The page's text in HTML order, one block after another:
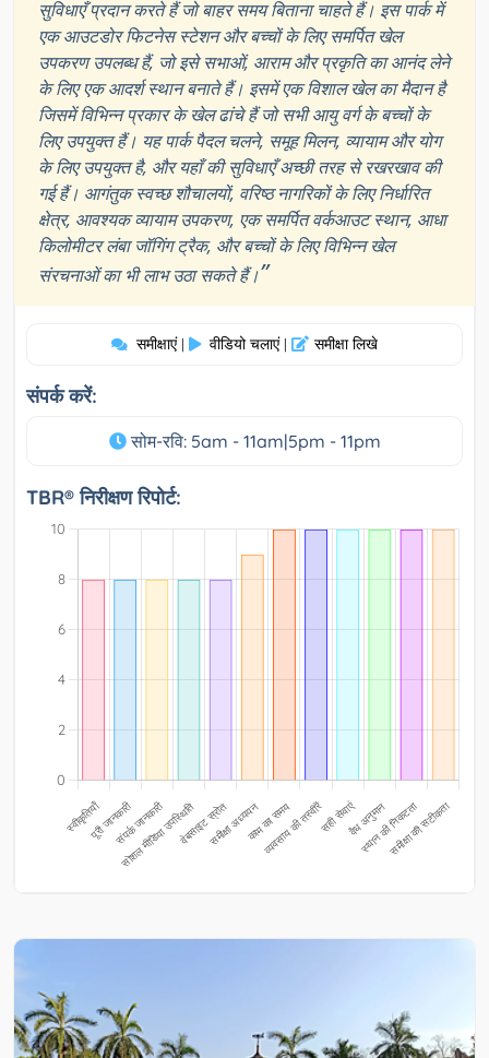
सुविधाएँ प्रदान करते हैं जो बाहर समय बिताना चाहते हैं। इस पार्क में
एक आउटडोर फिटनेस स्टेशन और बच्चों के लिए समर्पित खेल
उपकरण उपलब्ध हैं, जो इसे सभाओं, आराम और प्रकृति का आनंद लेने
के लिए एक आदर्श स्थान बनाते हैं। इसमें एक विशाल खेल का मैदान है
जिसमें विभिन्न प्रकार के खेल ढांचे हैं जो सभी आयु वर्ग के बच्चों के
लिए उपयुक्त हैं। यह पार्क पैदल चलने, समूह मिलन, व्यायाम और योग
के लिए उपयुक्त है, और यहाँ की सुविधाएँ अच्छी तरह से रखरखाव की
गई हैं। आगंतुक स्वच्छ शौचालयों, वरिष्ठ नागरिकों के लिए निर्धारित
क्षेत्र, आवश्यक व्यायाम उपकरण, एक समर्पित वर्कआउट स्थान, आधा
किलोमीटर लंबा जॉगिंग ट्रैक, और बच्चों के लिए विभिन्न खेल
संरचनाओं का भी लाभ उठा सकते हैं।”
समीक्षाएं | वीडियो चलाएं | समीक्षा लिखे
संपर्क करें:
सोम-रवि: 5am - 11am|5pm - 11pm
TBR® निरीक्षण रिपोर्ट: